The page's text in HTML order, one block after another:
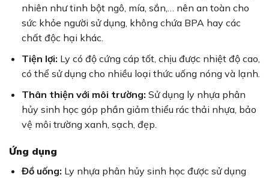
nhiên như tinh bột ngô, mía, sắn,… nên an toàn cho
sức khỏe người sử dụng, không chứa BPA hay các
chất độc hại khác.
Tiện lợi: Ly có độ cứng cáp tốt, chịu được nhiệt độ cao,
có thể sử dụng cho nhiều loại thức uống nóng và lạnh.
Thân thiện với môi trường: Sử dụng ly nhựa phân
hủy sinh học góp phần giảm thiểu rác thải nhựa, bảo
vệ môi trường xanh, sạch, đẹp.
Ứng dụng
Đồ uống: Ly nhựa phân hủy sinh học được sử dụng